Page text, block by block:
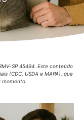
SP 45494. Este conteúdo
(CDC, USDA e MAPA), que